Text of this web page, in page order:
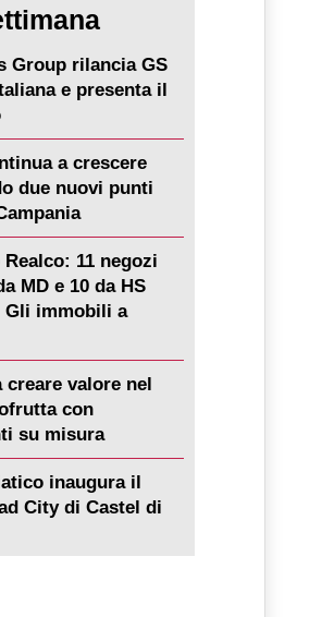
Group rilancia GS
e presenta il
a crescere
due nuovi punti
11 negozi
MD e 10 da HS
immobili a
valore nel
con
su misura
inaugura il
City di Castel di